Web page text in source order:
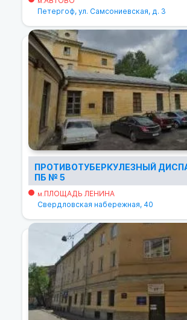
Петергоф, ул. Самсониевская, д. 3
ПРОТИВОТУБЕРКУЛЕЗНЫЙ
ПБ № 5
м.ПЛОЩАДЬ ЛЕНИНА
Свердловская набережная, 40